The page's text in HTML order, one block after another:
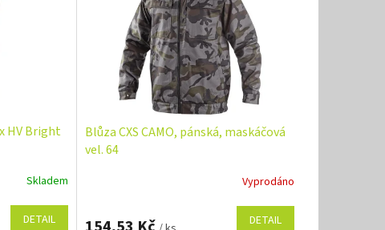
HV Bright
Skladem
DETAIL
Blůza CXS CAMO, pánská, maskáčová
vel. 64
Vyprodáno
DETAIL